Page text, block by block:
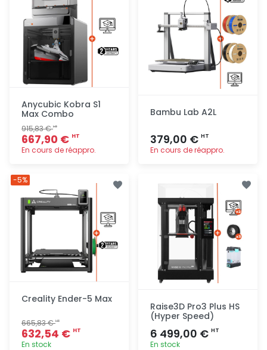
Anycubic Kobra S1
Max Combo
915,83 €HT
667,90 € HT
En cours de réappro.
rapide
Bambu Lab A2L
379,00 € HT
En cours de réappro.
Creality Ender-5 Max
665,83 €HT
632,54 € HT
En stock
-5%
Raise3D Pro3 Plus HS
(Hyper Speed)
6 499,00 € HT
En stock